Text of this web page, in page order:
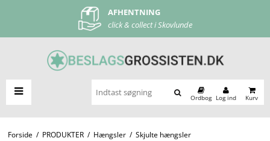
AFHENTNING
click & collect i Skovlunde
FRI FRAGT
ved køb over 500 kr
Ordbog Log ind Kurv
Forside / PRODUKTER / Hængsler / Skjulte hængsler